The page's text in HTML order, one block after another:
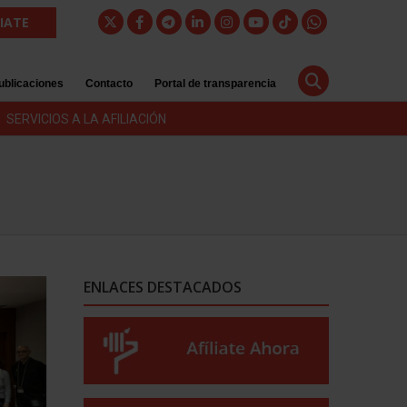
Contacto Portal de transparencia
SERVICIOS A LA AFILIACIÓN
ENLACES DESTACADOS